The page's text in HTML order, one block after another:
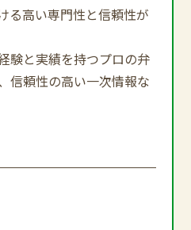
る高い専門性と信頼性が
験と実績を持つプロの弁
信頼性の高い一次情報な